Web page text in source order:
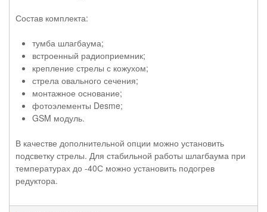
Состав комплекта:
тумба шлагбаума;
встроенный радиоприемник;
крепление стрелы с кожухом;
стрела овального сечения;
монтажное основание;
фотоэлементы Desme;
GSM модуль.
В качестве дополнительной опции можно установить
подсветку стрелы. Для стабильной работы шлагбаума при
температурах до -40С можно установить подогрев
редуктора.